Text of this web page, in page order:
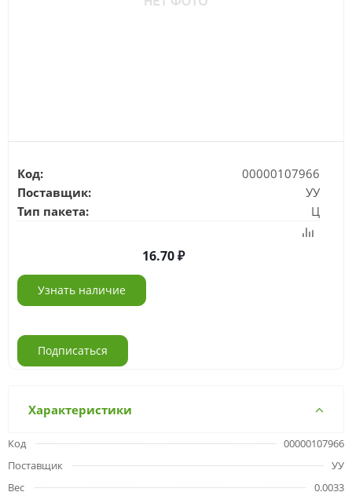
Код:
00000107966
Поставщик:
УУ
Тип пакета:
Ц
16.70
Узнать наличие
Подписаться
Характеристики
Код
00000107966
Поставщик
УУ
Вес
0.0033